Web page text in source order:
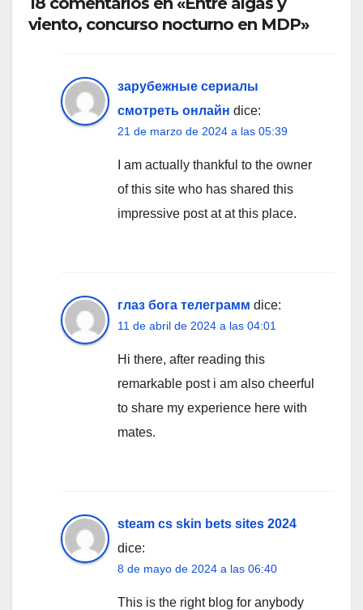
viento, concurso nocturno en MDP»
зарубежные сериалы
смотреть онлайн dice:
21 de marzo de 2024 a las 05:39
I am actually thankful to the owner
of this site who has shared this
impressive post at at this place.
глаз бога телеграмм dice:
11 de abril de 2024 a las 04:01
Hi there, after reading this
remarkable post i am also cheerful
to share my experience here with
mates.
steam cs skin bets sites 2024
dice:
8 de mayo de 2024 a las 06:40
This is the right blog for anybody